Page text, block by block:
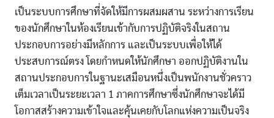
เป็นระบบการศึกษาที่จัดให้มีการผสมผสาน ระหว่างการเรียน
ของนักศึกษาในห้องเรียนเข้ากับการปฏิบัติจริงในสถาน
ประกอบการอย่างมีหลักการ และเป็นระบบเพื่อให้ได้
ประสบการณ์ตรง โดยกำหนดให้นักศึกษา ออกปฏิบัติงานใน
สถานประกอบการในฐานะเสมือนหนึ่งเป็นพนักงานชั่วคราว
เต็มเวลาเป็นระยะเวลา 1 ภาคการศึกษาซึ่งนักศึกษาจะได้มี
โอกาสสร้างความเข้าใจและคุ้นเคยกับโลกแห่งความเป็นจริง